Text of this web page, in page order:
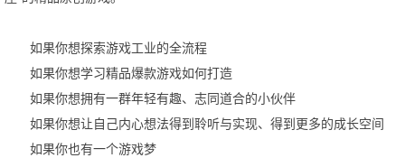
如果你想探索游戏工业的全流程
如果你想学习精品爆款游戏如何打造
如果你想拥有一群年轻有趣、志同道合的小伙伴
如果你想让自己内心想法得到聆听与实现、得到更多的成长空间
如果你也有一个游戏梦